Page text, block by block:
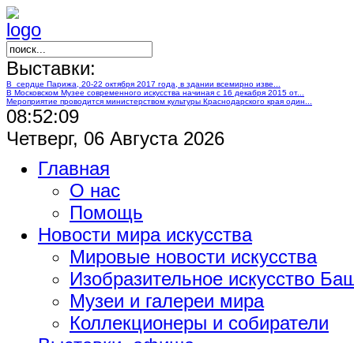
Выставки:
В сердце Парижа, 20-22 октября 2017 года, в здании всемирно изве...
В Московском Музее современного искусства начиная с 16 декабря 2015 от...
Мероприятие проводится министерством культуры Краснодарского края один...
08:52:11
Четверг, 06 Августа 2026
Главная
О нас
Помощь
Новости мира искусства
Мировые новости искусства
Изобразительное искусство
Музеи и галереи мира
Коллекционеры и собиратели